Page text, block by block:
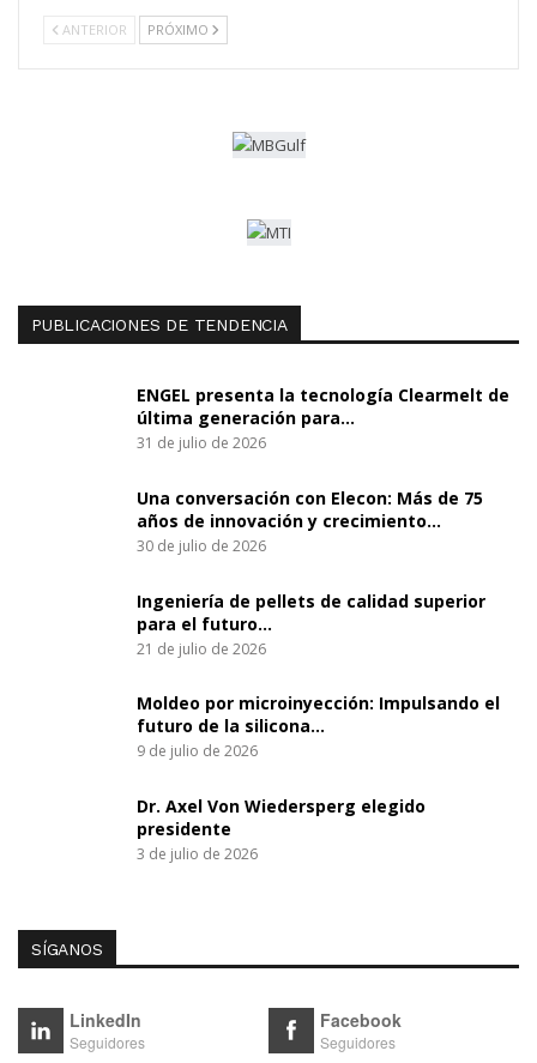
ANTERIOR PRÓXIMO
PUBLICACIONES DE TENDENCIA
ENGEL presenta la tecnología Clearmelt de
última generación para…
31 de julio de 2026
Una conversación con Elecon: Más de 75
años de innovación y crecimiento…
30 de julio de 2026
Ingeniería de pellets de calidad superior
para el futuro…
21 de julio de 2026
Moldeo por microinyección: Impulsando el
futuro de la silicona…
9 de julio de 2026
Dr. Axel Von Wiedersperg elegido
presidente
3 de julio de 2026
SÍGANOS
LinkedIn
Seguidores
Facebook
Seguidores